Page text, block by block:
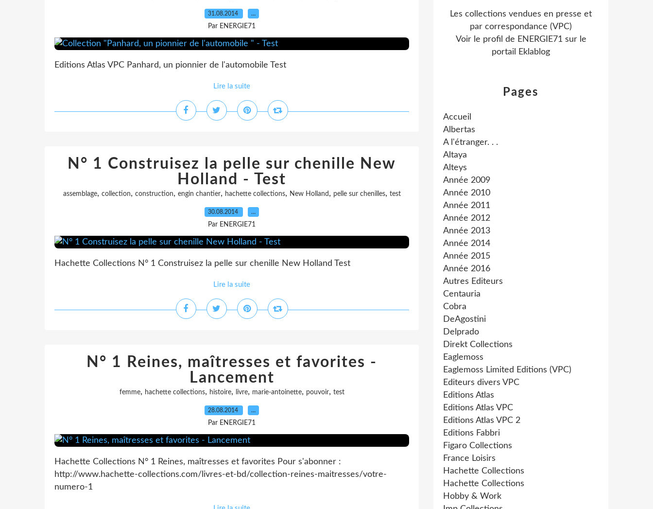
31.08.2014 …
Par ENERGIE71
Editions Atlas VPC Panhard, un pionnier de l'automobile Test
Lire la suite
N° 1 Construisez la pelle sur chenille New
Holland - Test
assemblage, collection, construction, engin chantier, hachette collections, New Holland , pelle sur chenilles, test
30.08.2014 …
Par ENERGIE71
Hachette Collections N° 1 Construisez la pelle sur chenille New Holland Test
Lire la suite
N° 1 Reines, maîtresses et favorites -
Lancement
femme, hachette collections, histoire, livre, marie-antoinette, pouvoir, test
28.08.2014 …
Par ENERGIE71
Hachette Collections N° 1 Reines, maîtresses et favorites Pour s'abonner :
http://www.hachette-collections.com/livres-et-bd/collection-reines-maitresses/votre-
numero-1
Pages
Accueil
Albertas
A l'étranger. . .
Altaya
Alteys
Année 2009
Année 2010
Année 2011
Année 2012
Année 2013
Année 2014
Année 2015
Année 2016
Autres Editeurs
Centauria
Cobra
DeAgostini
Delprado
Direkt Collections
Eaglemoss
Eaglemoss Limited Editions (VPC)
Editeurs divers VPC
Editions Atlas
Editions Atlas VPC
Editions Atlas VPC 2
Editions Fabbri
Figaro Collections
France Loisirs
Hachette Collections
Hachette Collections
Hobby & Work
Les collections vendues en presse et
par correspondance (VPC)
Voir le profil de ENERGIE71sur le
portail Eklablog